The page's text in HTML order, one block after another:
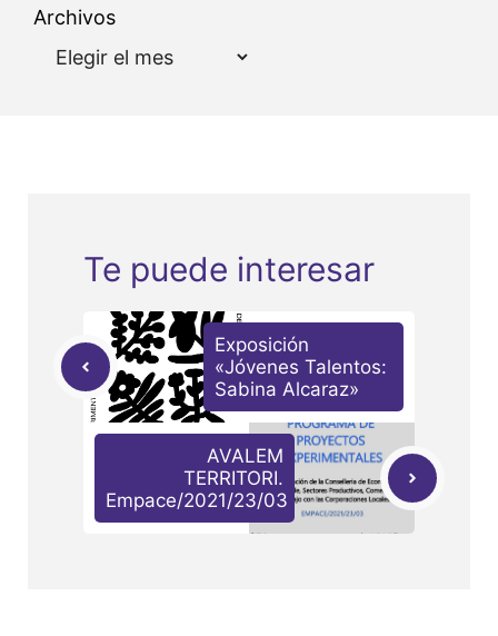
Archivos
Te puede interesar
Exposición
«Jóvenes Talentos:
Sabina Alcaraz»
AVALEM
TERRITORI.
Empace/2021/23/03